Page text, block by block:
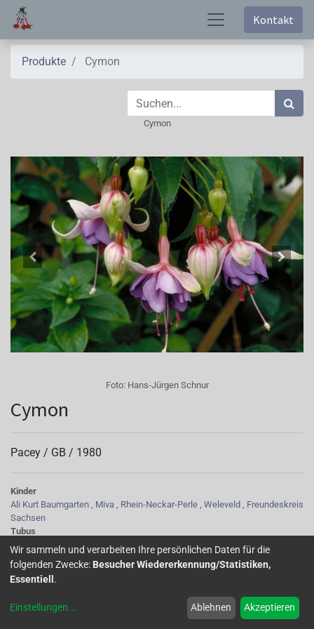
Kontakt
Produkte Cymon
Cymon
Foto: Hans-Jürgen Schnur
Cymon
Pacey / GB / 1980
Kinder
Ali Kurt Baumgarten , Miva , Rhein-Neckar-Perle , Weleveld , Freundeskreis
Sachsen
Tubus
rotweiß gestreift
Sepalen
cremerosa
Korolle/Petalen
Staubgefäße
Wir sammeln und verarbeiten Ihre persönlichen Daten für die
folgenden Zwecke: Besucher Wiedererkennung/Statistiken,
Essentiell .
Einstellungen... Ablehnen Akzeptieren